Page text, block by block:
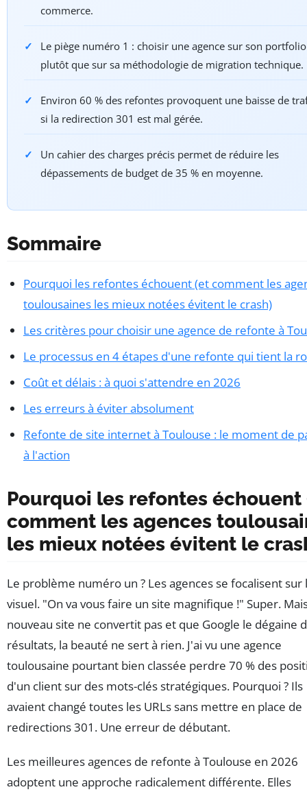
commerce.
Le piège numéro 1 : choisir une agence sur son portfolio
plutôt que sur sa méthodologie de migration technique.
Environ 60 % des refontes provoquent une baisse de
si la redirection 301 est mal gérée.
Un cahier des charges précis permet de réduire les
dépassements de budget de 35 % en moyenne.
Sommaire
Pourquoi les refontes échouent (et comment les
toulousaines les mieux notées évitent le crash)
Les critères pour choisir une agence de refonte à
Le processus en 4 étapes d'une refonte qui tient la
Coût et délais : à quoi s'attendre en 2026
Les erreurs à éviter absolument
Refonte de site internet à Toulouse : le moment de
à l'action
Pourquoi les refontes échouent
comment les agences
les mieux notées évitent le
Le problème numéro un ? Les agences se focalisent sur
visuel. "On va vous faire un site magnifique !" Super.
nouveau site ne convertit pas et que Google le dégaine
résultats, la beauté ne sert à rien. J'ai vu une agence
toulousaine pourtant bien classée perdre 70 % des
d'un client sur des mots-clés stratégiques. Pourquoi ? Ils
avaient changé toutes les URLs sans mettre en place de
redirections 301. Une erreur de débutant.
Les meilleures agences de refonte à Toulouse en 2026
adoptent une approche radicalement différente. Elles